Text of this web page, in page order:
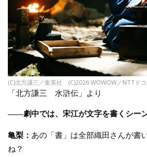
(C)北方謙三／集英社 (C)2026 WOWOW／NTTド
「北方謙三 水滸伝」より
――劇中では、宋江が文字を書くシー
亀梨： あの「書」は全部織田さんが書
ね？